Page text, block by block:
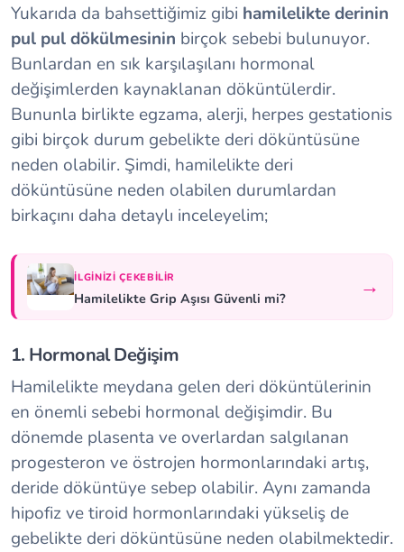
Yukarıda da bahsettiğimiz gibi hamilelikte derinin
pul pul dökülmesinin birçok sebebi bulunuyor.
Bunlardan en sık karşılaşılanı hormonal
değişimlerden kaynaklanan döküntülerdir.
Bununla birlikte egzama, alerji, herpes gestationis
gibi birçok durum gebelikte deri döküntüsüne
neden olabilir. Şimdi, hamilelikte deri
döküntüsüne neden olabilen durumlardan
birkaçını daha detaylı inceleyelim;
İLGINIZI ÇEKEBILIR
Hamilelikte Grip Aşısı Güvenli mi? →
1. Hormonal Değişim
Hamilelikte meydana gelen deri döküntülerinin
en önemli sebebi hormonal değişimdir. Bu
dönemde plasenta ve overlardan salgılanan
progesteron ve östrojen hormonlarındaki artış,
deride döküntüye sebep olabilir. Aynı zamanda
hipofiz ve tiroid hormonlarındaki yükseliş de
gebelikte deri döküntüsüne neden olabilmektedir.